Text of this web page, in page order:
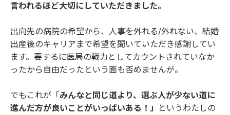
言われるほど大切にしていただきました。
出向先の病院の希望から、人事を外れる/外れない、結婚
出産後のキャリアまで希望を聞いていただき感謝してい
ます。要するに医局の戦力としてカウントされていなか
ったから自由だったという面も否めませんが。
でもこれが「みんなと同じ道より、選ぶ人が少ない道に
進んだ方が良いことがいっぱいある！」
というわたしの